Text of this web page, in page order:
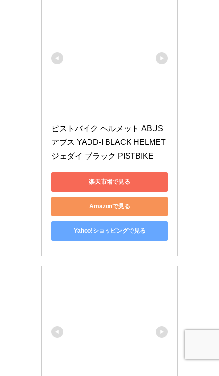
ピストバイク ヘルメット ABUS
アブス YADD-I BLACK HELMET
ジェダイ ブラック PISTBIKE
楽天市場で見る
Amazonで見る
Yahoo!ショッピングで見る